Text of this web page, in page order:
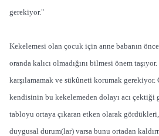
gerekiyor."
Kekelemesi olan çocuk için anne babanın
oranda kalıcı olmadığını bilmesi önem
karşılamamak ve sükûneti korumak gerekiyor.
kendisinin bu kekelemeden dolayı acı çektiği
tabloyu ortaya çıkaran etken olarak
duygusal durum(lar) varsa bunu ortadan